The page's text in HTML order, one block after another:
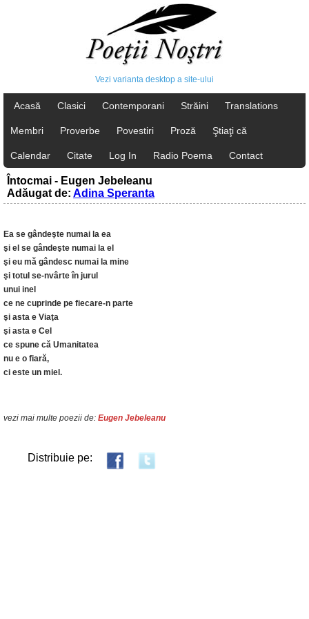
Vezi varianta desktop a site-ului
Acasă Clasici Contemporani Străini Translations
Membri Proverbe Povestiri Proză Ştiaţi că
Calendar Citate Log In Radio Poema Contact
Întocmai - Eugen Jebeleanu
Adăugat de: Adina Speranta
Ea se gândeşte numai la ea
şi el se gândeşte numai la el
şi eu mă gândesc numai la mine
şi totul se-nvârte în jurul
unui inel
ce ne cuprinde pe fiecare-n parte
şi asta e Viaţa
şi asta e Cel
ce spune că Umanitatea
nu e o fiară,
ci este un miel.
vezi mai multe poezii de: Eugen Jebeleanu
Distribuie pe: